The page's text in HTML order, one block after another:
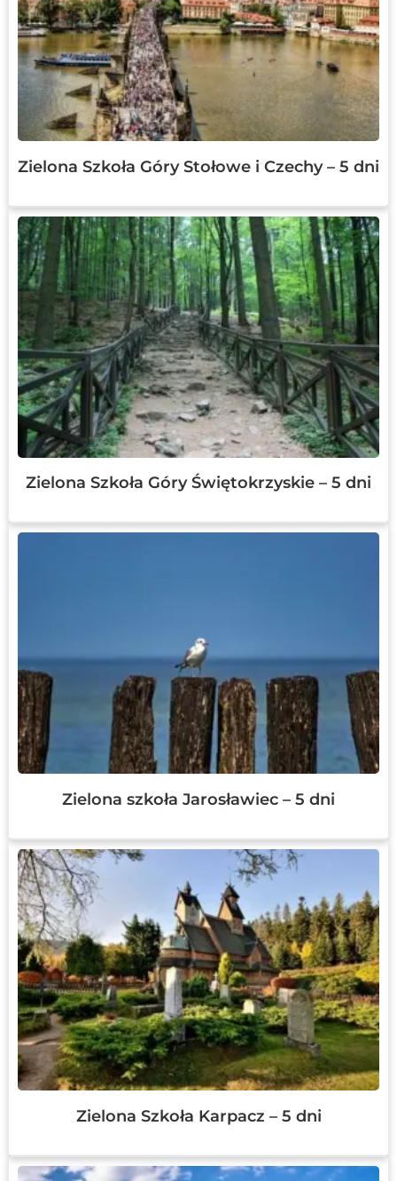
Zielona Szkoła Góry Stołowe i Czechy – 5 dni
Zielona Szkoła Góry Świętokrzyskie – 5 dni
Zielona szkoła Jarosławiec – 5 dni
Zielona Szkoła Karpacz – 5 dni